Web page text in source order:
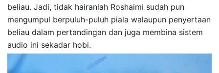
beliau. Jadi, tidak hairanlah Roshaimi sudah pun
mengumpul berpuluh-puluh piala walaupun penyertaan
beliau dalam pertandingan dan juga membina sistem
audio ini sekadar hobi.